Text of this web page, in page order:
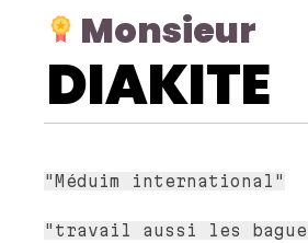
Monsieur
DIAKITE
"Méduim international"
"travail aussi les